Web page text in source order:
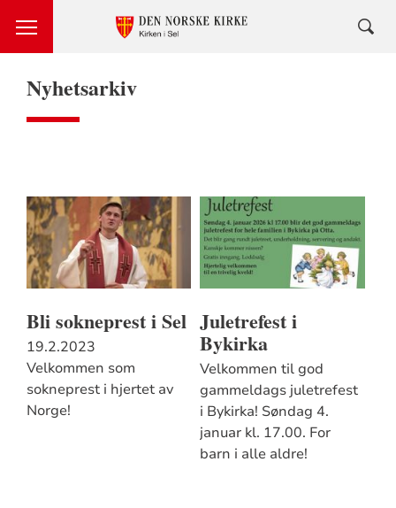
Nyhetsarkiv
Bli sokneprest i Sel
19.2.2023
Velkommen som
sokneprest i hjertet av
Norge!
Juletrefest i
Bykirka
Velkommen til god
gammeldags juletrefest
i Bykirka! Søndag 4.
januar kl. 17.00. For
barn i alle aldre!